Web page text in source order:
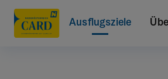
Ausflugsziele